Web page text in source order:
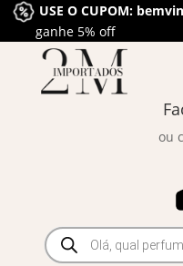
USE O CUPOM:
ganhe 5% off
ou
Pesquisar
produtos